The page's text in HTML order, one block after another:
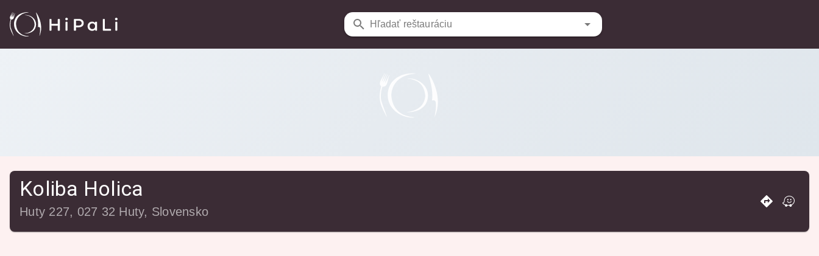
Hľadať reštauráciu
Reštaurácie Koliba Holica
Koliba Holica
Huty 227, 027 32 Huty, Slovensko